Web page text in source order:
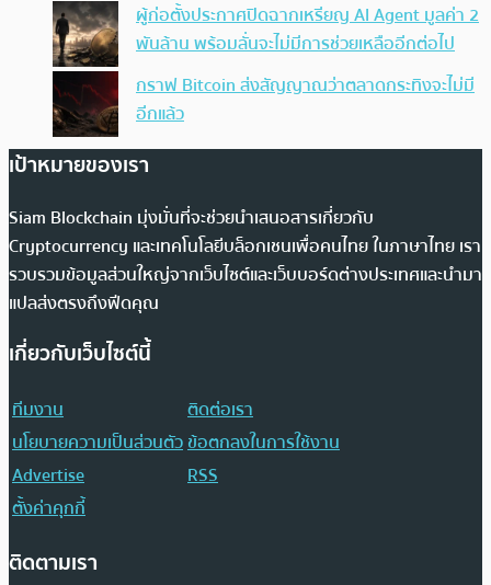
ผู้ก่อตั้งประกาศปิดฉากเหรียญ AI Agent มูลค่า 2
พันล้าน พร้อมลั่นจะไม่มีการช่วยเหลืออีกต่อไป
กราฟ Bitcoin ส่งสัญญาณว่าตลาดกระทิงจะไม่มี
อีกแล้ว
เป้าหมายของเรา
Siam Blockchain มุ่งมั่นที่จะช่วยนำเสนอสารเกี่ยวกับ
Cryptocurrency และเทคโนโลยีบล็อกเชนเพื่อคนไทย ในภาษาไทย เรา
รวบรวมข้อมูลส่วนใหญ่จากเว็บไซต์และเว็บบอร์ดต่างประเทศและนำมา
แปลส่งตรงถึงฟีดคุณ
เกี่ยวกับเว็บไซต์นี้
ทีมงาน
ติดต่อเรา
นโยบายความเป็นส่วนตัวข้อตกลงในการใช้งาน
Advertise
RSS
ตั้งค่าคุกกี้
ติดตามเรา